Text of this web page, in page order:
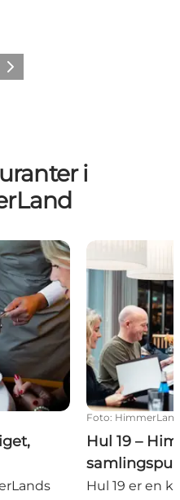
billede
Næste billede
i
HimmerLandHul 19 –
Foto:
Hul 19 –
Hul 19 er en